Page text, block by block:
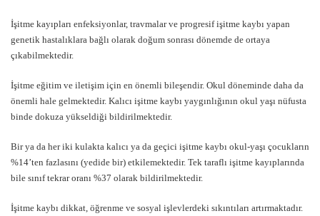
İşitme kayıpları enfeksiyonlar, travmalar ve progresif işitme kaybı yapan
genetik hastalıklara bağlı olarak doğum sonrası dönemde de ortaya
çıkabilmektedir.
İşitme eğitim ve iletişim için en önemli bileşendir. Okul döneminde daha da
önemli hale gelmektedir. Kalıcı işitme kaybı yaygınlığının okul yaşı nüfusta
binde dokuza yükseldiği bildirilmektedir.
Bir ya da her iki kulakta kalıcı ya da geçici işitme kaybı okul-yaşı çocukların
%14’ten fazlasını (yedide bir) etkilemektedir. Tek taraflı işitme kayıplarında
bile sınıf tekrar oranı %37 olarak bildirilmektedir.
İşitme kaybı dikkat, öğrenme ve sosyal işlevlerdeki sıkıntıları artırmaktadır.